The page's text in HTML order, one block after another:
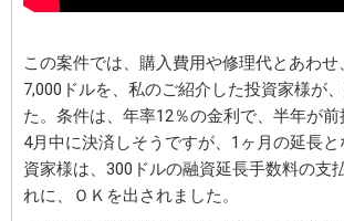
この案件では、購入費用や修理代とあわせ
7,000ドルを、私のご紹介した投資家様が
た。条件は、年率12％の金利で、半年が
4月中に決済しそうですが、1ヶ月の延長
資家様は、300ドルの融資延長手数料の支
れに、ＯＫを出されました。